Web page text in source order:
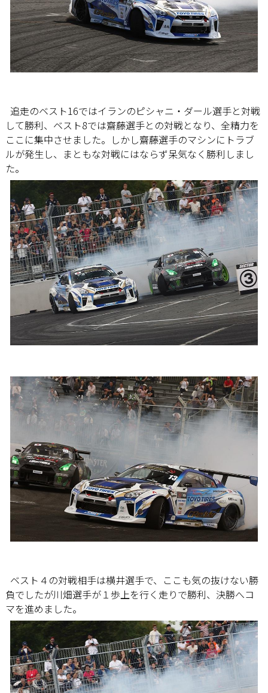
追走のベスト16ではイランのピシャニ・ダール選手と対戦
して勝利、ベスト8では齋藤選手との対戦となり、全精力を
ここに集中させました。しかし齋藤選手のマシンにトラブ
ルが発生し、まともな対戦にはならず呆気なく勝利しまし
た。
ベスト４の対戦相手は横井選手で、ここも気の抜けない勝
負でしたが川畑選手が１歩上を行く走りで勝利、決勝へコ
マを進めました。